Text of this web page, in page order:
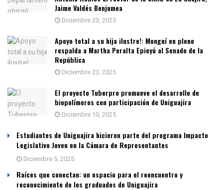
Jaime Valdés Benjumea
Diciembre 23, 2025
Apoyo total a su hija ilustre!: Monguí en pleno
respalda a Martha Peralta Epieyú al Senado de la
República
Diciembre 23, 2025
El proyecto Tuberpro promueve el desarrollo de
biopolímeros con participación de Uniguajira
Diciembre 10, 2025
Estudiantes de Uniguajira hicieron parte del programa Impacto
Legislativo Joven en la Cámara de Representantes
Diciembre 5, 2025
Raíces que conectan: un espacio para el reencuentro y
reconocimiento de los graduados de Uniguajira